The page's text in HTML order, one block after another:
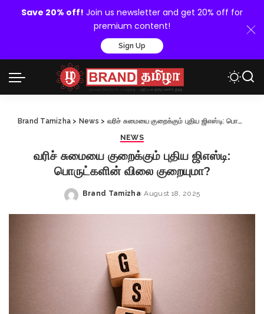
Save 20% off! Join us newsletter and get 20% off for
premium content!
Sign Up
Brand Tamizha > News > வரிச் சுமையை குறைக்கும் புதிய ஜிஎஸ்டி: பொருட்களின் விலை குறையுமா?
NEWS
வரிச் சுமையை குறைக்கும் புதிய ஜிஎஸ்டி:
பொருட்களின் விலை குறையுமா?
Posted
Brand Tamizha August 18, 2025